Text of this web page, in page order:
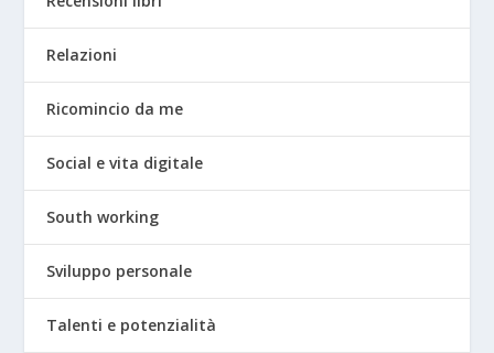
Relazioni
Ricomincio da me
Social e vita digitale
South working
Sviluppo personale
Talenti e potenzialità